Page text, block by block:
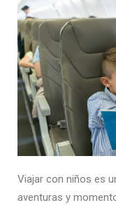
Viajar con niños es
aventuras y